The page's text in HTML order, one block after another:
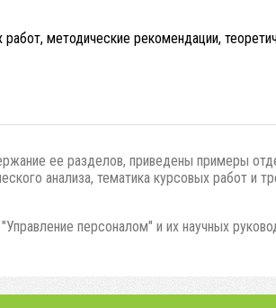
методические рекомендации,
ее разделов, приведены примеры
анализа, тематика курсовых работ и
персоналом" и их научных